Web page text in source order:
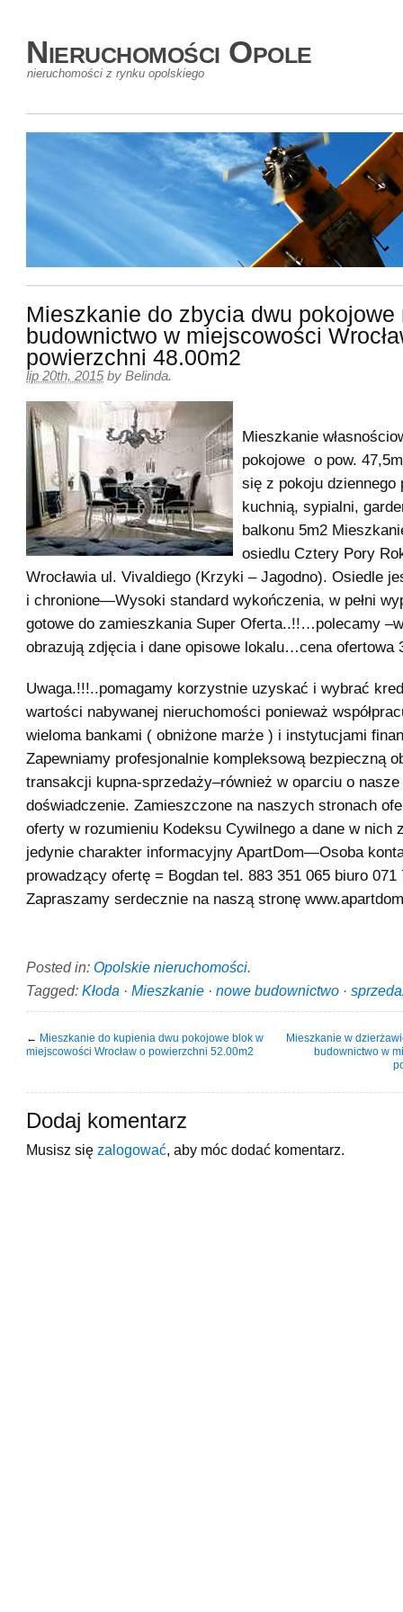
Nieruchomości Opole
nieruchomości z rynku opolskiego
Mieszkanie do zbycia dwu pokojowe
budownictwo w miejscowości
powierzchni 48.00m2
lip 20th, 2015 by Belinda.
Mieszkanie
pokojowe o pow.
się z pokoju dziennego
kuchnią, sypialni,
balkonu 5m2
osiedlu Cztery Pory
Wrocławia ul. Vivaldiego (Krzyki – Jagodno). Osiedle
i chronione—Wysoki standard wykończenia, w pełni
gotowe do zamieszkania Super Oferta..!!…polecamy
obrazują zdjęcia i dane opisowe lokalu…cena ofertowa
Uwaga.!!!..pomagamy korzystnie uzyskać i wybrać
wartości nabywanej nieruchomości ponieważ
wieloma bankami ( obniżone marże ) i instytucjami
Zapewniamy profesjonalnie kompleksową bezpieczną
transakcji kupna-sprzedaży–również w oparciu o
doświadczenie. Zamieszczone na naszych stronach
oferty w rozumieniu Kodeksu Cywilnego a dane w nich
jedynie charakter informacyjny ApartDom—Osoba
prowadzący ofertę = Bogdan tel. 883 351 065 biuro 071
Zapraszamy serdecznie na naszą stronę
Posted in: Opolskie nieruchomości.
Tagged: Kłoda · Mieszkanie · nowe budownictwo ·
← Mieszkanie do kupienia dwu pokojowe blok w
miejscowości Wrocław o powierzchni 52.00m2
Mieszkanie w
budownictwo w
Dodaj komentarz
Musisz się zalogować , aby móc dodać komentarz.